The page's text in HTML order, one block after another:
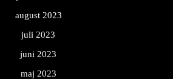
august 2023
juli 2023
juni 2023
maj 2023